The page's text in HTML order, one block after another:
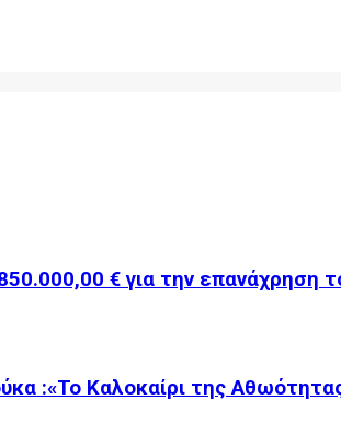
€ για την επανάχρηση
:«Το Καλοκαίρι της